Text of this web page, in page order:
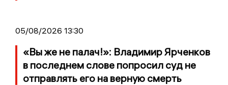
05/08/2026 13:30
«Вы же не палач!»: Владимир Ярченков
в последнем слове попросил суд не
отправлять его на верную смерть